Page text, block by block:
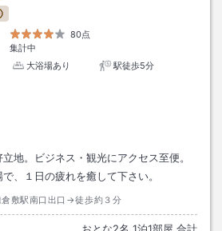
80点
集計中
大浴場あり
駅徒歩5分
地。ビジネス・観光にアクセス至便。
、１日の疲れを癒して下さい。
倉敷駅南口出口→徒歩約３分